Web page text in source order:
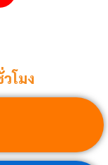
โมง